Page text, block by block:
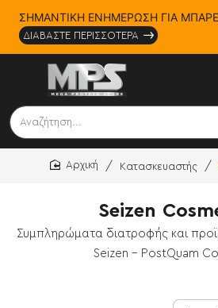
ΣΗΜΑΝΤΙΚΗ ΕΝΗΜΕΡΩΣΗ ΓΙΑ
ΔΙΑΒΑΣΤΕ ΠΕΡΙΣΣΟΤΕΡΑ
Αναζήτηση...
Seizen
Συμπληρώματα διατροφής και
Seizen - PostQuam
Κατασκευαστής